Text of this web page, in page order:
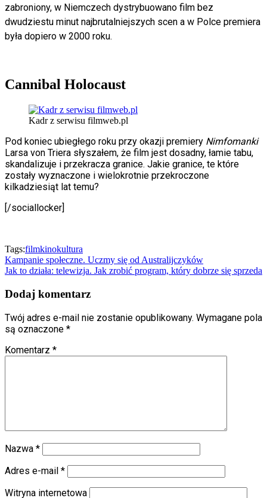
zabroniony, w Niemczech dystrybuowano film bez
dwudziestu minut najbrutalniejszych scen a w Polce premiera
była dopiero w 2000 roku.
Cannibal Holocaust
Kadr z serwisu filmweb.pl
Pod koniec ubiegłego roku przy okazji premiery Nimfomanki
Larsa von Triera słyszałem, że film jest dosadny, łamie tabu,
skandalizuje i przekracza granice. Jakie granice, te które
zostały wyznaczone i wielokrotnie przekroczone
kilkadziesiąt lat temu?
[/sociallocker]
Tags:filmkinokultura
Nawigacja
wpisu
Kampanie społeczne. Uczmy się od Australijczyków
Jak to działa: telewizja. Jak zrobić program, który dobrze się sprzeda
Dodaj komentarz
Twój adres e-mail nie zostanie opublikowany. Wymagane pola
są oznaczone *
Komentarz *
Nazwa *
Adres e-mail *
Witryna internetowa